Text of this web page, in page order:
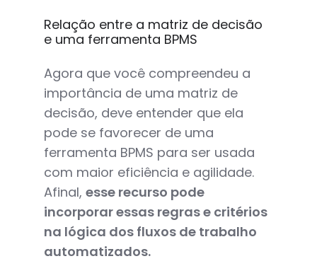
Relação entre a matriz de decisão
e uma ferramenta BPMS
Agora que você compreendeu a
importância de uma matriz de
decisão, deve entender que ela
pode se favorecer de uma
ferramenta BPMS para ser usada
com maior eficiência e agilidade.
Afinal, esse recurso pode
incorporar essas regras e critérios
na lógica dos fluxos de trabalho
automatizados.